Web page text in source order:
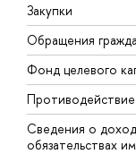
Закупки
Обращения
Фонд целевого
Сведения о
обязательствах